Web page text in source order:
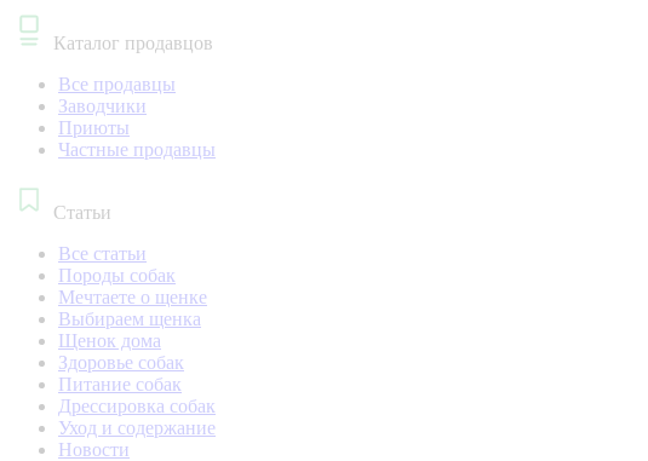
Каталог продавцов
Все продавцы
Заводчики
Приюты
Частные продавцы
Статьи
Все статьи
Породы собак
Мечтаете о щенке
Выбираем щенка
Щенок дома
Здоровье собак
Питание собак
Дрессировка собак
Уход и содержание
Новости